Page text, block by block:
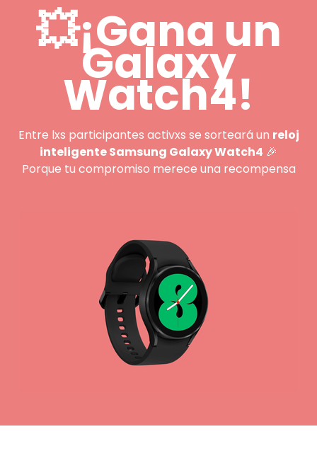
💥¡Gana un
Galaxy
Watch4!
Entre lxs participantes activxs se sorteará un reloj
inteligente Samsung Galaxy Watch4 🎉
Porque tu compromiso merece una recompensa